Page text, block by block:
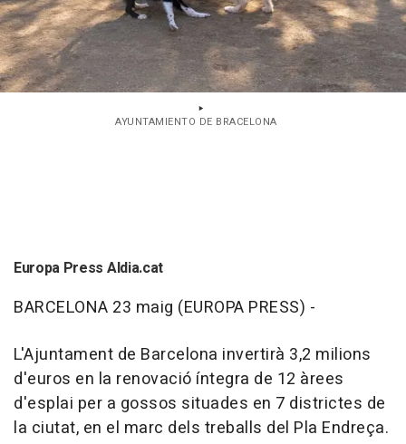
AYUNTAMIENTO DE BRACELONA
Europa Press Aldia.cat
BARCELONA 23 maig (EUROPA PRESS) -
L'Ajuntament de Barcelona invertirà 3,2 milions
d'euros en la renovació íntegra de 12 àrees
d'esplai per a gossos situades en 7 districtes de
la ciutat, en el marc dels treballs del Pla Endreça.